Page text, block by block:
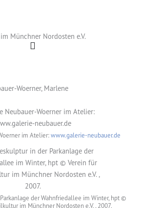
Münchner Nordosten e.V.
Woerner, Marlene
im Atelier:www.galerie-neubauer.de
der Wahnfriedallee im Winter, hpt ©
im Münchner Nordosten e.V. , 2007.